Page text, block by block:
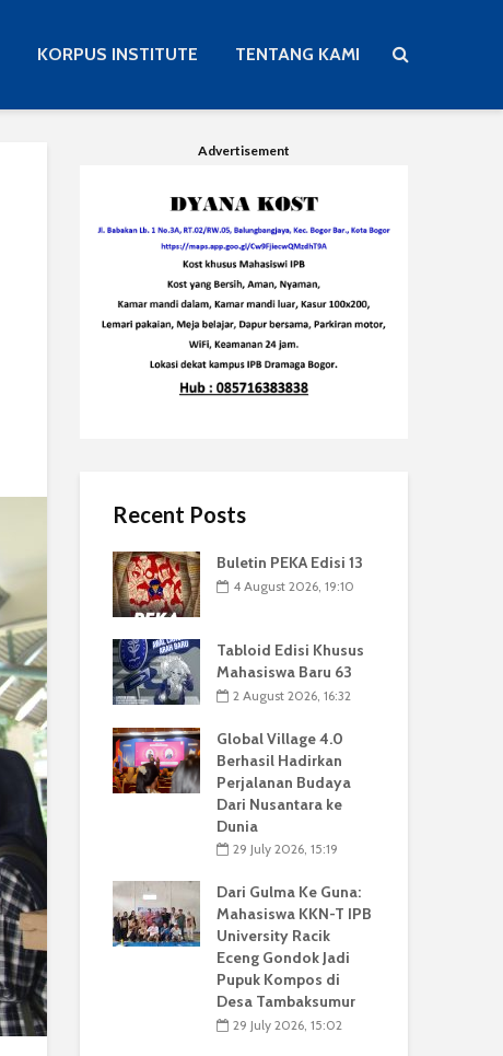
KORPUS INSTITUTE TENTANG KAMI
Advertisement
Recent Posts
Buletin PEKA Edisi 13
4 August 2026, 19:10
Tabloid Edisi Khusus
Mahasiswa Baru 63
2 August 2026, 16:32
Global Village 4.0
Berhasil Hadirkan
Perjalanan Budaya
Dari Nusantara ke
Dunia
29 July 2026, 15:19
Dari Gulma Ke Guna:
Mahasiswa KKN-T IPB
University Racik
Eceng Gondok Jadi
Pupuk Kompos di
Desa Tambaksumur
29 July 2026, 15:02